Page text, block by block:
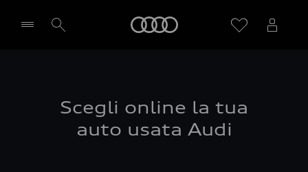
Scegli online la tua
auto usata Audi